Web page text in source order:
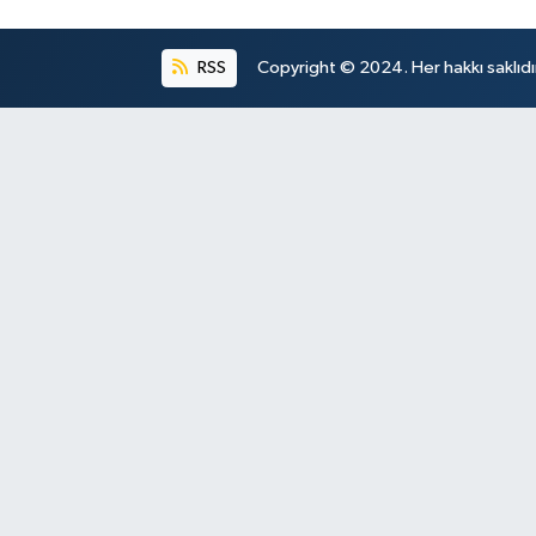
RSS Copyright © 2024. Her hakkı